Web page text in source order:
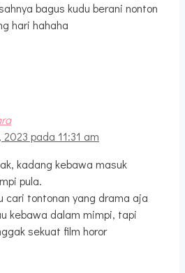
bagus kudu berani nonton
hari hahaha
pada 11:31 am
kadang kebawa masuk
pula.
cari tontonan yang drama aja
kebawa dalam mimpi, tapi
sekuat film horor